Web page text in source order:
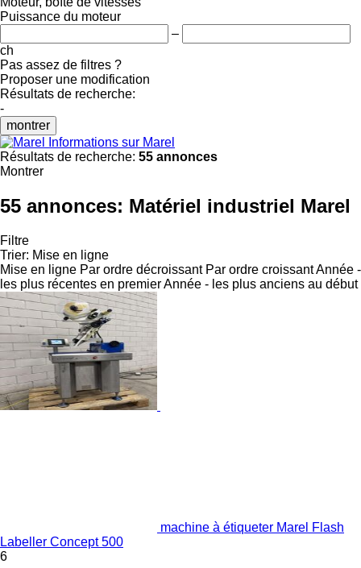
Puissance du moteur
–
ch
Pas assez de filtres ?
Proposer une modification
Résultats de recherche:
-
montrer
Informations sur Marel
Résultats de recherche: 55 annonces
Montrer
55 annonces: Matériel industriel Marel
Filtre
Trier: Mise en ligne
Mise en ligne Par ordre décroissant Par ordre croissantAnnée -
les plus récentes en premierAnnée - les plus anciens au début
machine à étiqueter Marel Flash
Labeller Concept 500
6